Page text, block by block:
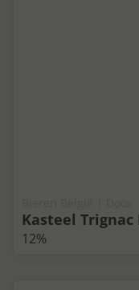
Kasteel Trignac
12%